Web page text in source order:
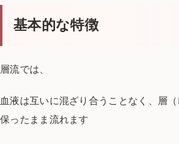
基本的な特徴
層流では、
血液は互いに混ざり合うことなく、 層
保ったまま流れます